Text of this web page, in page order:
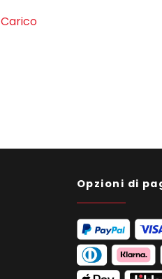
Carico
Opzioni di